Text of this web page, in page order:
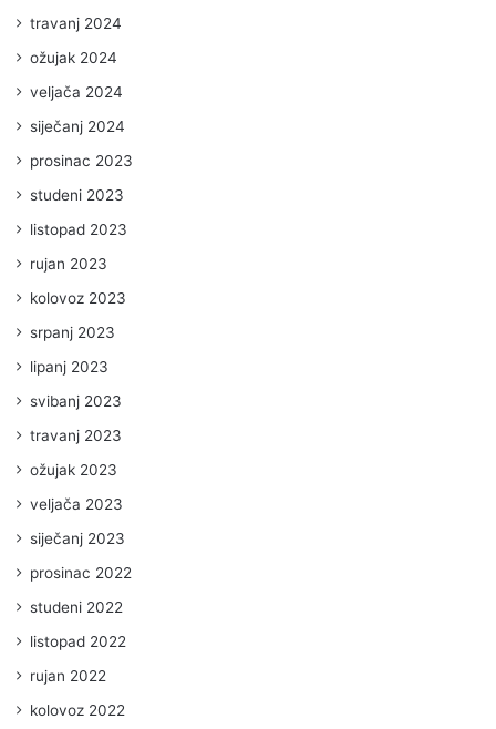
travanj 2024
ožujak 2024
veljača 2024
siječanj 2024
prosinac 2023
studeni 2023
listopad 2023
rujan 2023
kolovoz 2023
srpanj 2023
lipanj 2023
svibanj 2023
travanj 2023
ožujak 2023
veljača 2023
siječanj 2023
prosinac 2022
studeni 2022
listopad 2022
rujan 2022
kolovoz 2022